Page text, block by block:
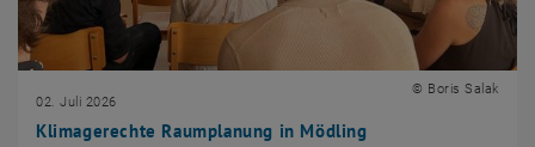
Klimagerechte Raumplanung in Mödling
02. Juli 2026
© Boris Salak